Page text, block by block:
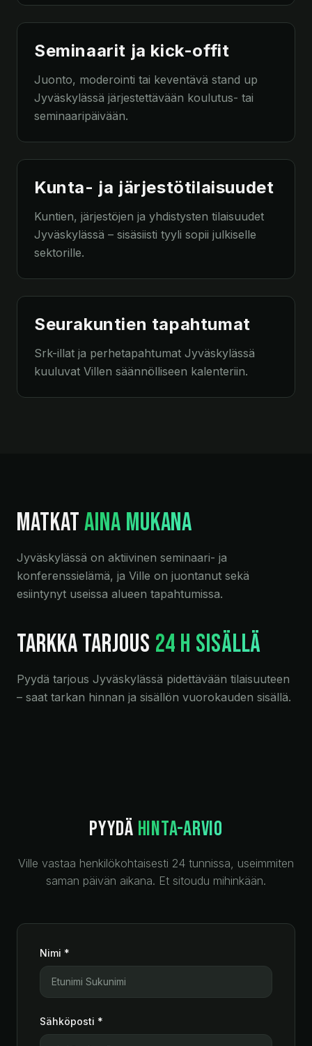
Seminaarit ja kick-offit
Juonto, moderointi tai keventävä stand up
Jyväskylässä järjestettävään koulutus- tai
seminaaripäivään.
Kunta- ja järjestötilaisuudet
Kuntien, järjestöjen ja yhdistysten tilaisuudet
Jyväskylässä – sisäsiisti tyyli sopii julkiselle
sektorille.
Seurakuntien tapahtumat
Srk-illat ja perhetapahtumat Jyväskylässä
kuuluvat Villen säännölliseen kalenteriin.
MATKATAINA MUKANA
Jyväskylässä on aktiivinen seminaari- ja
konferenssi­elämä, ja Ville on juontanut sekä
esiintynyt useissa alueen tapahtumissa.
TARKKA TARJOUS 24 H SISÄLLÄ
Pyydä tarjous Jyväskylässä pidettävään tilaisuuteen
– saat tarkan hinnan ja sisällön vuorokauden sisällä.
PYYDÄ HINTA-ARVIO
Ville vastaa henkilökohtaisesti 24 tunnissa, useimmiten
saman päivän aikana. Et sitoudu mihinkään.
Nimi *
Sähköposti *